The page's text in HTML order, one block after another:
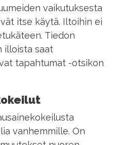
vaikutuksesta
itse käytä. Iltoihin ei
Tiedon
illoista saat
tapahtumat -otsikon
vanhemmille. On